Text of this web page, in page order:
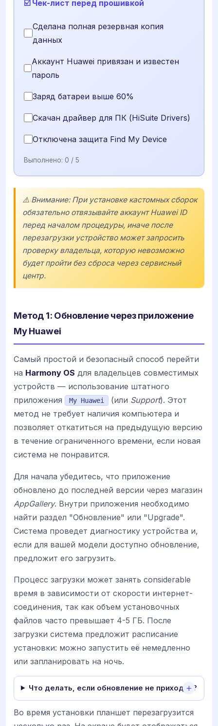
☑️ Чек-лист перед прошивкой
Сделана полная резервная копия
данных
Аккаунт Huawei привязан и известен
пароль
Заряд батареи выше 60%
Скачан драйвер для ПК (HiSuite Drivers)
Отключена защита Find My Device
Выполнено: 0 / 5
⚠️ Внимание: При установке кастомных сборок
обязательно отвязывайте аккаунтHuawei ID
перед началом процедуры, иначе после
перезагрузки устройство может запросить
проверку владельца, которую невозможно
будет пройти без сброса через сервисный
центр.
Метод 1: Обновление через приложение
My Huawei
Самый простой и безопасный способ перейти
на Harmony OS для владельцев совместимых
устройств — использование штатного
приложения
My Huawei (или Support). Этот
метод не требует наличия компьютера и
позволяет откатиться на предыдущую версию
в течение ограниченного времени, если новая
система не понравится.
Для начала убедитесь, что приложение
обновлено до последней версии через магазин
AppGallery. Внутри приложения необходимо
найти раздел "Обновление" или "Upgrade".
Система проведет диагностику устройства и,
если для вашей модели доступно обновление,
предложит его загрузить.
Процесс загрузки может занять considerable
время в зависимости от скорости интернет-
соединения, так как объем установочных
файлов часто превышает 4-5 ГБ. После
загрузки система предложит расписание
установки: можно запустить её немедленно
или запланировать на ночь.
Что делать, если обновление не приходит?
Во время установки планшет перезагрузится